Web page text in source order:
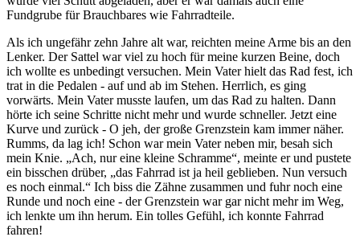
Fundgrube für Brauchbares wie Fahrradteile.
Als ich ungefähr zehn Jahre alt war, reichten meine Arme bis an den
Lenker. Der Sattel war viel zu hoch für meine kurzen Beine, doch
ich wollte es unbedingt versuchen. Mein Vater hielt das Rad fest, ich
trat in die Pedalen - auf und ab im Stehen. Herrlich, es ging
vorwärts. Mein Vater musste laufen, um das Rad zu halten. Dann
hörte ich seine Schritte nicht mehr und wurde schneller. Jetzt eine
Kurve und zurück - O jeh, der große Grenzstein kam immer näher.
Rumms, da lag ich! Schon war mein Vater neben mir, besah sich
mein Knie.
Ach, nur eine kleine Schramme , meinte er und pustete
ein bisschen drüber,
das Fahrrad ist ja heil geblieben. Nun versuch
es noch einmal.
Ich biss die Zähne zusammen und fuhr noch eine
Runde und noch eine - der Grenzstein war gar nicht mehr im Weg,
ich lenkte um ihn herum. Ein tolles Gefühl, ich konnte Fahrrad
fahren!